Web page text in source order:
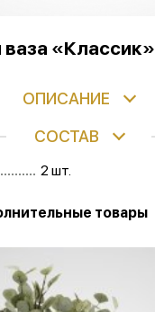
ваза «Классик»
ОПИСАНИЕ
СОСТАВ
2 шт.
товары